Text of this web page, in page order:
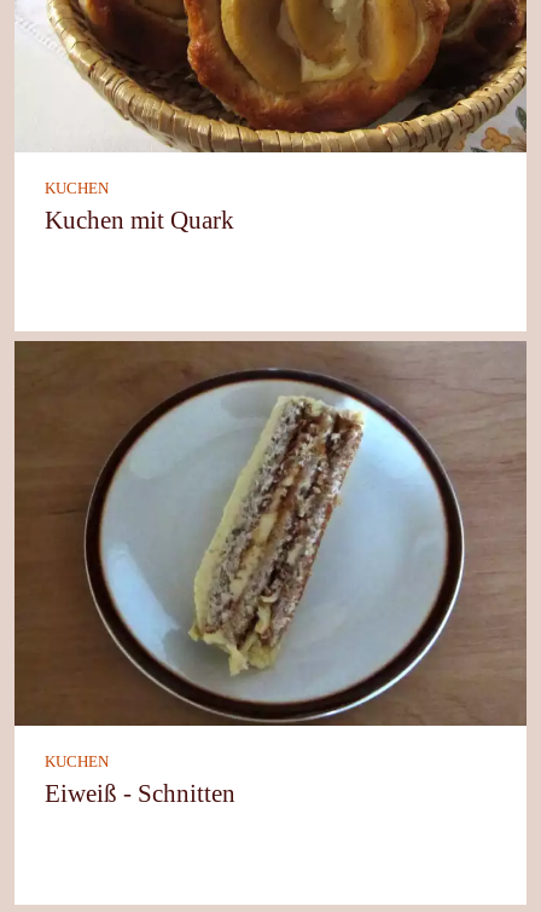
KUCHEN
Kuchen mit Quark
KUCHEN
Eiweiß - Schnitten